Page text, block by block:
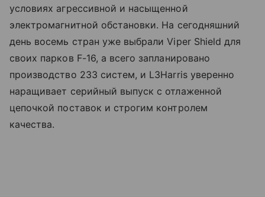
условиях агрессивной и насыщенной
электромагнитной обстановки. На сегодняшний
день восемь стран уже выбрали Viper Shield для
своих парков F-16, а всего запланировано
производство 233 систем, и L3Harris уверенно
наращивает серийный выпуск с отлаженной
цепочкой поставок и строгим контролем
качества.